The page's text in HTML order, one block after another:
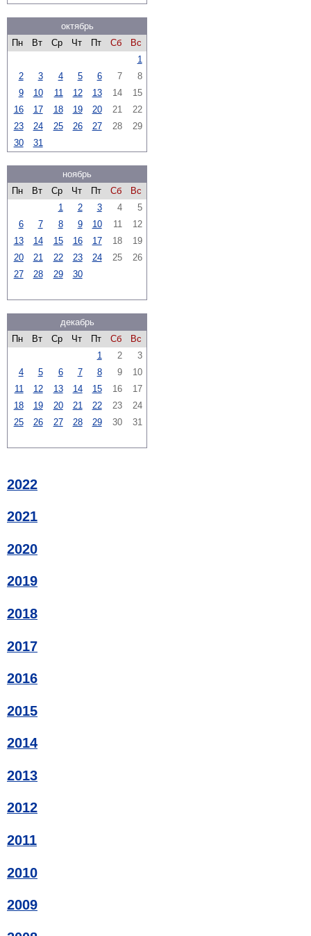
октябрь
Пн
Вт Ср Чт Пт Сб
Вс
1
2
3 4 5 6 7
8
9
10 11 12 13 14
15
16
17 18 19 20 21
22
23
24 25 26 27 28
29
30
31
ноябрь
Пн
Вт Ср Чт Пт Сб
Вс
1
2 3 4
5
6
7 8 9 10 11
12
13
14 15 16 17 18
19
20
21 22 23 24 25
26
27
28 29 30
декабрь
Пн
Вт Ср Чт Пт Сб
Вс
1
2
3
4
5 6 7 8 9
10
11
12 13 14 15 16
17
18
19 20 21 22 23
24
25
26 27 28 29 30 31
2022
2021
2020
2019
2018
2017
2016
2015
2014
2013
2012
2011
2010
2009